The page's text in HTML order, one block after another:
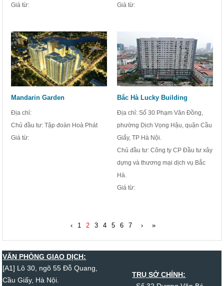
Giá từ:
Giá từ:
Mandarin Garden
Địa chỉ:
Chủ đầu tư: Tập đoàn Hoà Phát
Giá từ:
Bắc Hà Lucky Building
Địa chỉ: Số 30 Phạm Văn Đồng,
phường Dịch Vọng Hậu, quận Cầu
Giấy, TP Hà Nội.
Chủ đầu tư: Công ty CP Đầu tư xây
dựng và thương mại dịch vụ Bắc
Hà.
Giá từ:
‹ 1 2 3 4 5 6 7 › »
VĂN PHÒNG GIAO DỊCH:
[A1] Lô 30, ngõ 55 Đỗ Quang,
Cầu Giấy, Hà Nội.
TRỤ SỞ CHÍNH: